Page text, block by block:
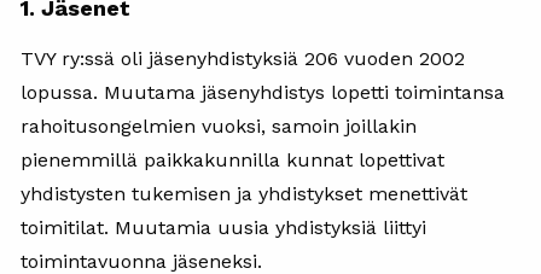
1. Jäsenet
TVY ry:ssä oli jäsenyhdistyksiä 206 vuoden 2002
lopussa. Muutama jäsenyhdistys lopetti toimintansa
rahoitusongelmien vuoksi, samoin joillakin
pienemmillä paikkakunnilla kunnat lopettivat
yhdistysten tukemisen ja yhdistykset menettivät
toimitilat. Muutamia uusia yhdistyksiä liittyi
toimintavuonna jäseneksi.